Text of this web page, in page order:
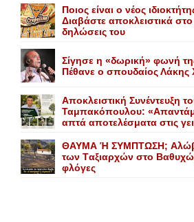
Ποιος είναι ο νέος
Διαβάστε αποκλειστικά
δηλώσεις του
Σίγησε η «δωρική» φωνή
Πέθανε o σπουδαίος Λάκης
Αποκλειστική Συνέντευξη
Ταμπακόπουλου:
απτά αποτελέσματα στις
ΘΑΥΜΑ Ή ΣΥΜΠΤΩΣΗ;
των Tαξιαρχών στο
φλόγες